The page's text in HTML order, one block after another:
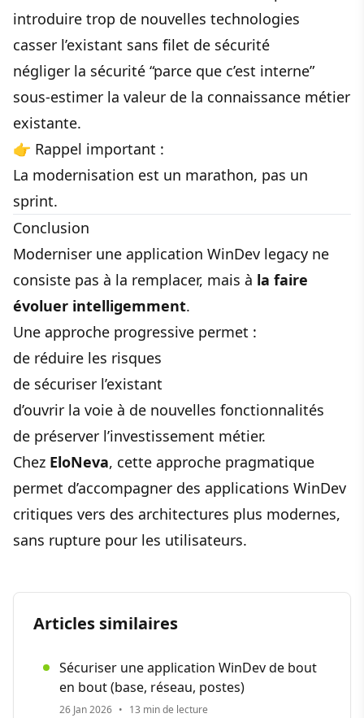
introduire trop de nouvelles technologies
casser l’existant sans filet de sécurité
négliger la sécurité “parce que c’est interne”
sous-estimer la valeur de la connaissance métier
existante.
👉 Rappel important :
La modernisation est un marathon, pas un
sprint.
Conclusion
Moderniser une application WinDev legacy ne
consiste pas à la remplacer, mais à la faire
évoluer intelligemment.
Une approche progressive permet :
de réduire les risques
de sécuriser l’existant
d’ouvrir la voie à de nouvelles fonctionnalités
de préserver l’investissement métier.
Chez EloNeva, cette approche pragmatique
permet d’accompagner des applications WinDev
critiques vers des architectures plus modernes,
sans rupture pour les utilisateurs.
Articles similaires
Sécuriser une application WinDev de bout
en bout (base, réseau, postes)
26 Jan 2026 • 13 min de lecture